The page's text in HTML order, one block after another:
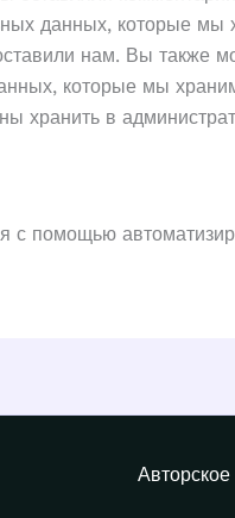
данных, которые мы
нам. Вы также
которые мы
хранить в
с помощью